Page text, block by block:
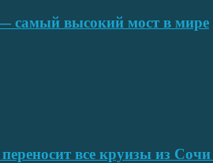
самый высокий мост в мире
все круизы из